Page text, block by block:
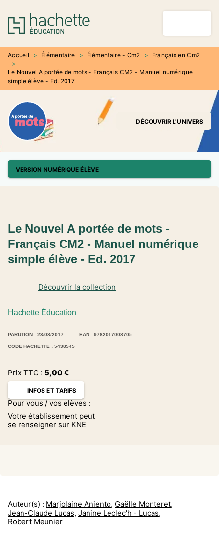
MENU RECHERCHE
PIED DE PAGE
Accueil > Élémentaire > Élémentaire - Cm2 >
Français en Cm2
>
Le Nouvel A portée de mots - Français CM2 - Manuel numérique
simple élève - Ed. 2017
DÉCOUVRIR L'UNIVERS
VERSION NUMÉRIQUE ÉLÈVE
Hachette Éducation
Découvrir la collection
Le Nouvel A portée de mots -
Français CM2 - Manuel numérique
simple élève - Ed. 2017
PARUTION : 23/08/2017 EAN : 9782017008705
CODE HACHETTE : 5438545
Prix TTC : 5,00 €
INFOS ET TARIFS
Pour vous / vos élèves :
Votre établissement peut
se renseigner sur KNE
Auteur(s) : Marjolaine Aniento, Gaëlle Monteret,
Jean-Claude Lucas, Janine Leclec'h - Lucas,
Robert Meunier